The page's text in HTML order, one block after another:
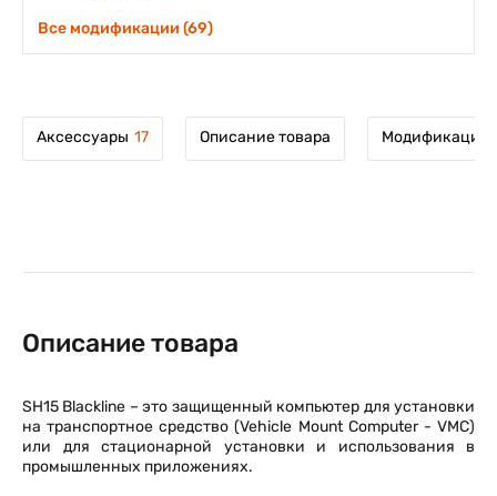
Все модификации (69)
Аксессуары 17 Описание товара Модификации
Описание товара
SH15 Blackline – это защищенный компьютер для установки
на транспортное средство (Vehicle Mount Computer - VMC)
или для стационарной установки и использования в
промышленных приложениях.